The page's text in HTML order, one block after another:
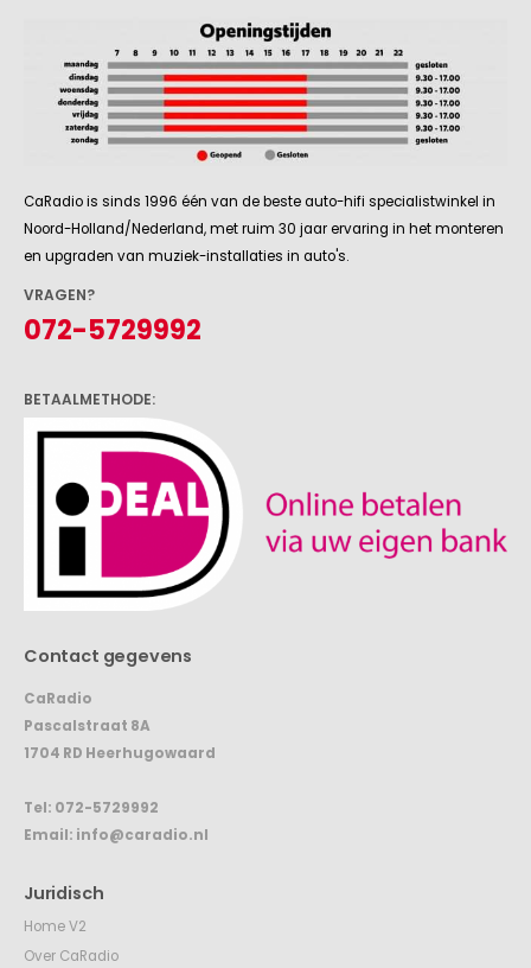
CaRadio is sinds 1996 één van de beste auto-hifi specialistwinkel in
Noord-Holland/Nederland, met ruim 30 jaar ervaring in het monteren
en upgraden van muziek-installaties in auto's.
VRAGEN?
072-5729992
BETAALMETHODE:
Contact gegevens
CaRadio
Pascalstraat 8A
1704 RD Heerhugowaard
Tel: 072-5729992
Email: info@caradio.nl
Juridisch
Home V2
Over CaRadio